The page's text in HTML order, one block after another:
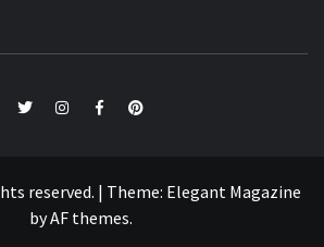
twitterInstagramFacebookPinterest
reserved. | Theme: Elegant Magazine
byAF themes.